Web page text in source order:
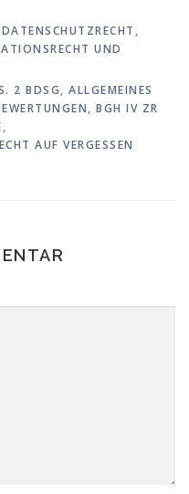
DATENSCHUTZRECHT ,
UND
2 BDSG, ALLGEMEINES
, BGH IV ZR
,
AUF VERGESSEN